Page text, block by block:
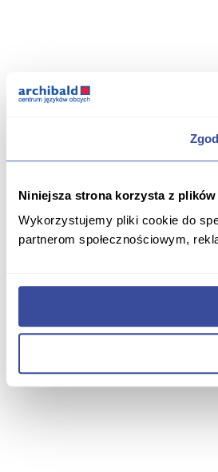
Niniejsza strona korzysta z
Wykorzystujemy pliki cookie do
partnerom społecznościowym,